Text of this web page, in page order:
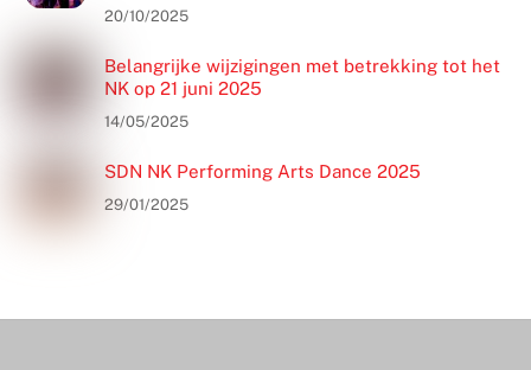
20/10/2025
Belangrijke wijzigingen met betrekking tot het
NK op 21 juni 2025
14/05/2025
SDN NK Performing Arts Dance 2025
29/01/2025